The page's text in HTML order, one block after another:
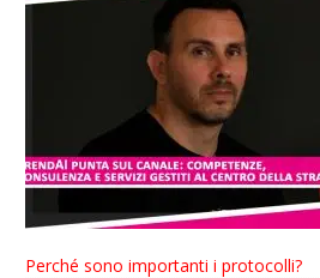
Perché sono importanti i protocolli?